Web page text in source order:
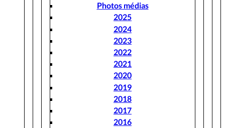
Photos médias
2025
2024
2023
2022
2021
2020
2019
2018
2017
2016